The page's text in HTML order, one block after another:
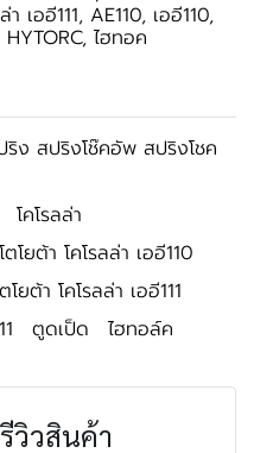
เออี111, AE110, เออี110,
HYTORC, ไฮทอค
ง สปริงโช๊คอัพ สปริงโชค
โคโรลล่า
โตโยต้า โคโรลล่า เออี110
โยต้า โคโรลล่า เออี111
ตูดเป็ด
ไฮทอล์ค
วิวสินค้า